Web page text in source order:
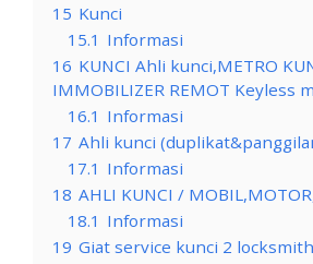
15 Kunci
15.1 Informasi
16 KUNCI Ahli kunci,METRO
IMMOBILIZER REMOT Keyless
16.1 Informasi
17 Ahli kunci
17.1 Informasi
18 AHLI KUNCI /
18.1 Informasi
19 Giat service kunci 2 locksmith